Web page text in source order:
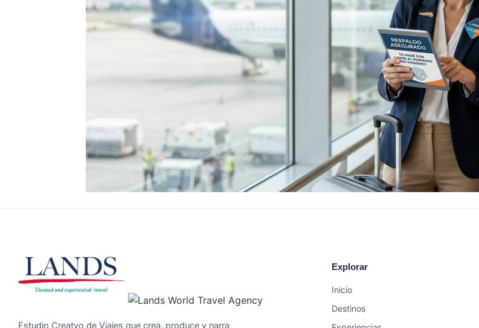
Estudio Creatvo de Viajes que crea, produce y narra
Explorar
Inicio
Destinos